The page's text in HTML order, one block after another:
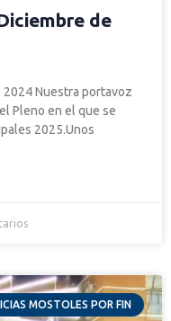
de
2024 Nuestra portavoz
Pleno en el que se
2025.Unos
MOSTOLES POR FIN